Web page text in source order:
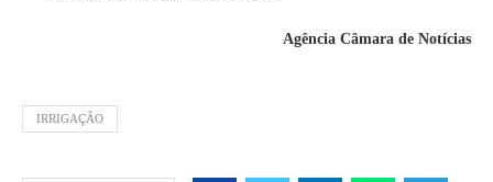
Agência Câmara de Notícias
IRRIGAÇÃO